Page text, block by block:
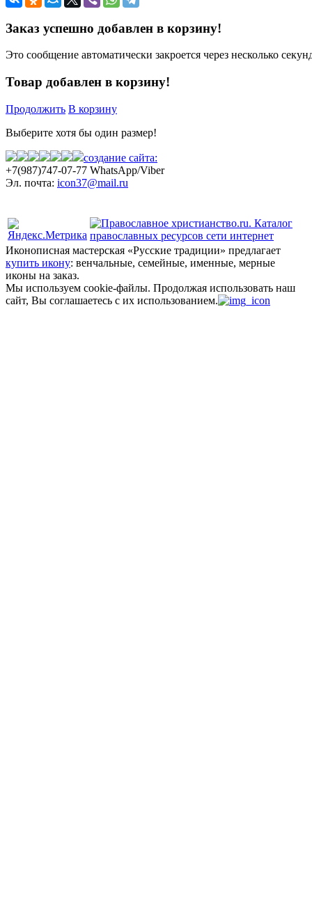
Заказ успешно добавлен в корзину!
Это сообщение автоматически закроется через несколько
Товар добавлен в корзину!
Продолжить В корзину
Выберите хотя бы один размер!
создание сайта:
+7(987)747-07-77 WhatsApp/Viber
Эл. почта: icon37@mail.ru
Иконописная мастерская «Русские традиции» предлагает
купить икону: венчальные, семейные, именные, мерные
иконы на заказ.
Мы используем cookie-файлы. Продолжая использовать наш
сайт, Вы соглашаетесь с их использованием.